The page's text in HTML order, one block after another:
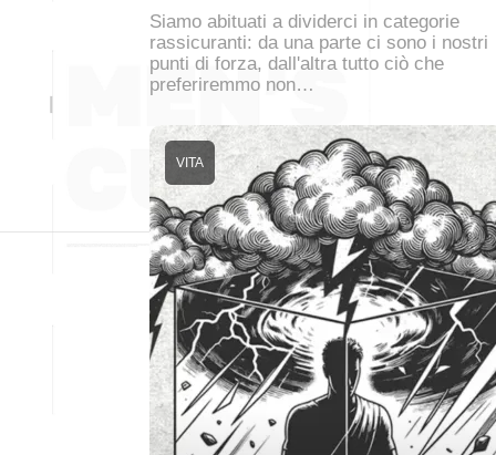
Siamo abituati a dividerci in categorie
rassicuranti: da una parte ci sono i nostri
punti di forza, dall'altra tutto ciò che
preferiremmo non…
VITA